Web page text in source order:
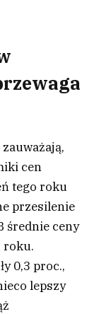
cen
tego roku
przesilenie
średnie ceny
roku.
0,3 proc.,
lepszy